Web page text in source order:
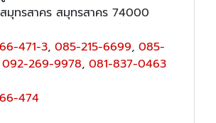
มุทรสาคร สมุทรสาคร 74000
471-3, 085-215-6699, 085-
092-269-9978, 081-837-0463
474